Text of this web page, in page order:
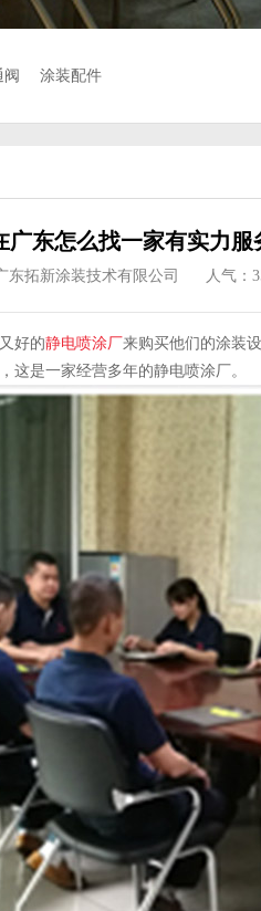
阀 涂装配件
广东怎么找一家有实力
东拓新涂装技术有限公司 人气：
好的静电喷涂厂来购买他们的涂装
这是一家经营多年的静电喷涂厂。